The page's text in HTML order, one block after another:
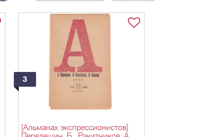
3
[Альманах экспрессионистов]